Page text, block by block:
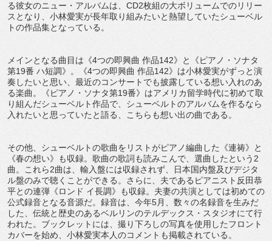
る彼女のニュー・アルバムは、CD2枚組の大ボリュームでのリリー
スとなり、小林愛実が長年取り組みたいと熱望していたシューベル
トの作品集となっている。
メインとなる曲目は《4つの即興曲 作品142》と《ピアノ・ソナタ
第19番 ハ短調》。《4つの即興曲 作品142》は小林愛実がずっと演
奏したいと思い、最近のコンサートでも披露している想い入れのあ
る楽曲。《ピアノ・ソナタ第19番》はアメリカ留学時代に初めて取
り組んだシューベルト作品で、シューベルトのアルバムを作るなら
入れたいと思っていたと語る、こちらも想い出の曲である。
その他、シューベルトの歌曲をリストがピアノ編曲した《連祷》と
《春の想い》も収録。歌曲の歌詞も読みこんで、選曲したという2
曲。これら2曲は、輸入盤には収録されず、日本国内盤及びデジタ
ル盤のみで聴くことができる。さらに、夫であるピアニスト反田恭
平との連弾《ロンド イ長調》も収録。夫妻の共演としては初めての
公式録音となる音源だ。録音は、今年5月、数々の名録音を生みだ
した、伝統と歴史のあるベルリンのテルデックス・スタジオにて行
われた。ブックレットには、撮り下ろしの写真を使用したフロント
カバーを始め、小林愛実本人のコメントも掲載されている。